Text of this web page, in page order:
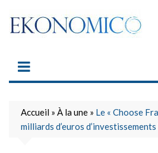
content
Accueil » À la une » Le « Choose
milliards d’euros